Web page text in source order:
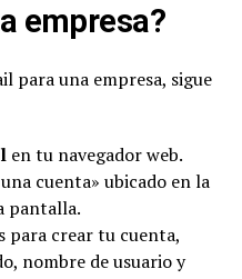
empresa?
para una empresa, sigue
en tu navegador web.
cuenta» ubicado en la
pantalla.
para crear tu cuenta,
nombre de usuario y